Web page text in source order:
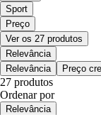
Sport
Preço
Ver os 27 produtos
Relevância
Relevância
Preço
27 produtos
Ordenar por
Relevância